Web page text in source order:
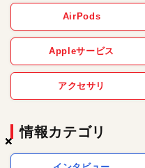
×
×
×
AirPods
Appleサービス
アクセサリ
情報カテゴリ